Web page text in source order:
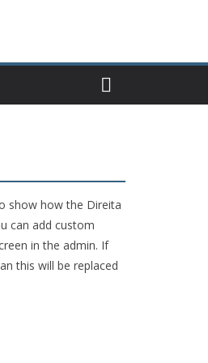
show how the Direita
can add custom
in the admin. If
this will be replaced